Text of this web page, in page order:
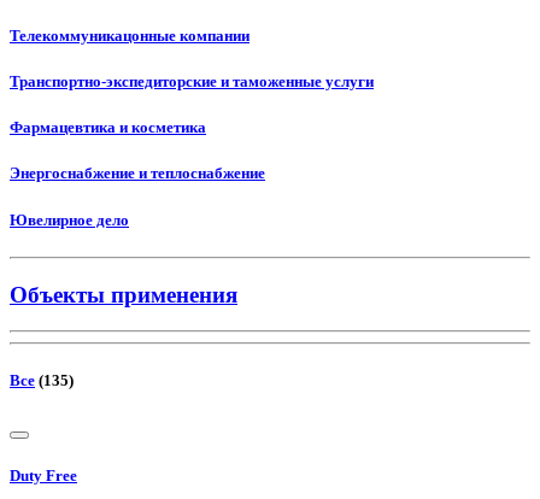
Телекоммуникацонные компании
Транспортно-экспедиторские и таможенные услуги
Фармацевтика и косметика
Энергоснабжение и теплоснабжение
Ювелирное дело
Объекты применения
Все (135)
Duty Free